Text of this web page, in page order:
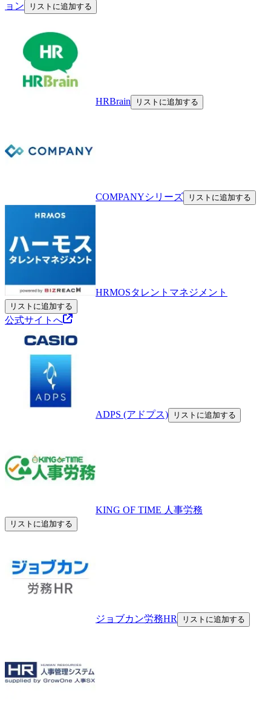
ョン リストに追加する
HRBrain リストに追加する
COMPANYシリーズ リストに追加する
HRMOSタレントマネジメント
リストに追加する
公式サイトへ
ADPS (アドプス) リストに追加する
KING OF TIME 人事労務
リストに追加する
ジョブカン労務HR リストに追加する